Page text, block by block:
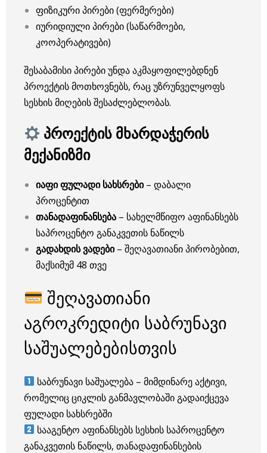
ფიზიკური პირები (ფერმერები)
იურიდიული პირები (საწარმოები,
კოოპერატივები)
შესაბამისი პირები უნდა აკმაყოფილებდნენ
პროექტის მოთხოვნებს, რაც უზრუნველყოფს
სესხის მიღების შესაძლებლობას.
პროექტის მხარდაჭერის
მექანიზმი
იაფი ფულადი სახსრები– დაბალი
პროცენტით
თანადაფინანსება – სახელმწიფო აფინანსებს
საპროცენტო განაკვეთის ნაწილს
გადახდის ვადები– შეღავათიანი პირობებით,
მაქსიმუმ 48 თვე
შეღავათიანი
აგროკრედიტი საბრუნავი
საშუალებებისთვის
საბრუნავი საშუალება – მიმდინარე აქტივი,
რომელიც ციკლის განმავლობაში გადაიქცევა
ფულადი სახსრებში
სააგენტო აფინანსებს სესხის საპროცენტო
განაკვეთის ნაწილს, თანადაფინანსების